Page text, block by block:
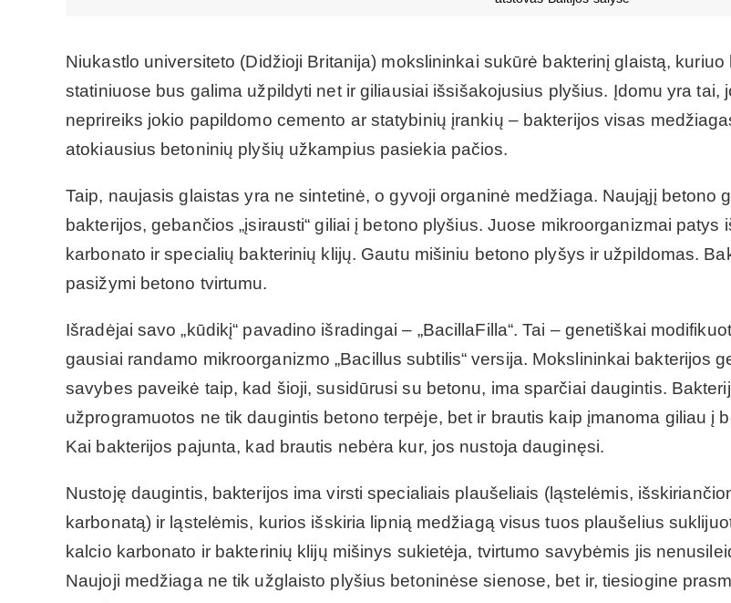
Niukastlo universiteto (Didžioji Britanija) mokslininkai sukūrė bakterinį glaistą, kuriuo
statiniuose bus galima užpildyti net ir giliausiai išsišakojusius plyšius. Įdomu yra tai,
neprireiks jokio papildomo cemento ar statybinių įrankių – bakterijos visas
atokiausius betoninių plyšių užkampius pasiekia pačios.
Taip, naujasis glaistas yra ne sintetinė, o gyvoji organinė medžiaga. Naująjį betono
bakterijos, gebančios „įsirausti“ giliai į betono plyšius. Juose mikroorganizmai patys
karbonato ir specialių bakterinių klijų. Gautu mišiniu betono plyšys ir užpildomas.
pasižymi betono tvirtumu.
Išradėjai savo „kūdikį“ pavadino išradingai – „BacillaFilla“. Tai – genetiškai
gausiai randamo mikroorganizmo „Bacillus subtilis“ versija. Mokslininkai bakterijos
savybes paveikė taip, kad šioji, susidūrusi su betonu, ima sparčiai daugintis.
užprogramuotos ne tik daugintis betono terpėje, bet ir brautis kaip įmanoma giliau į
Kai bakterijos pajunta, kad brautis nebėra kur, jos nustoja dauginęsi.
Nustoję daugintis, bakterijos ima virsti specialiais plaušeliais (ląstelėmis,
karbonatą) ir ląstelėmis, kurios išskiria lipnią medžiagą visus tuos plaušelius
kalcio karbonato ir bakterinių klijų mišinys sukietėja, tvirtumo savybėmis jis
Naujoji medžiaga ne tik užglaisto plyšius betoninėse sienose, bet ir, tiesiogine